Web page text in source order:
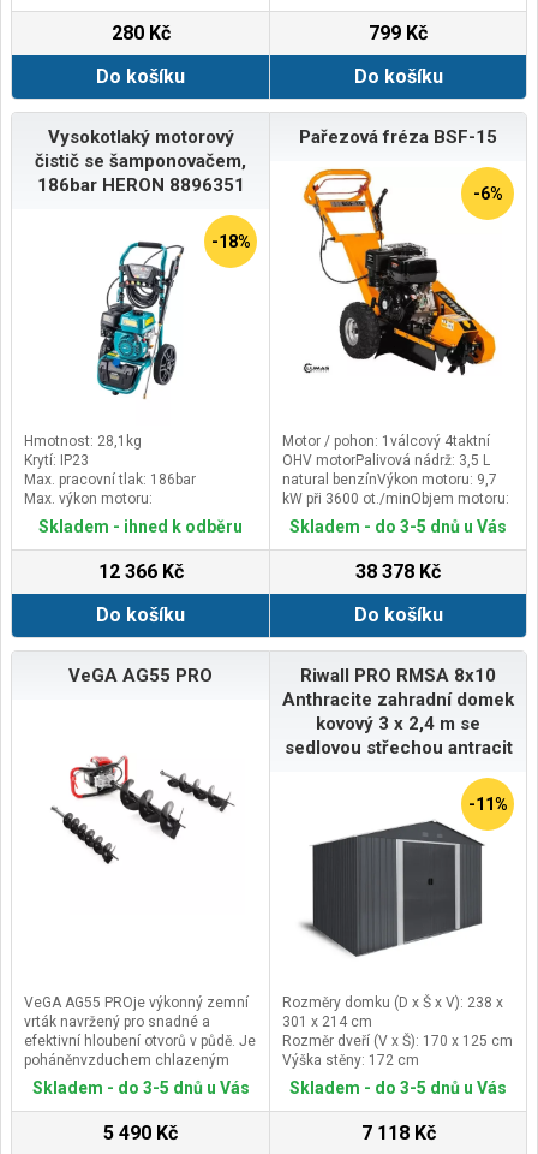
280 Kč
Do košíku
799 Kč
Do košíku
Vysokotlaký motorový
čistič se šamponovačem,
186bar HERON 8896351
-18%
Hmotnost: 28,1kg
Krytí: IP23
Max. pracovní tlak: 186bar
Max. výkon motoru:
3,8kW/3600min-1
Skladem - ihned k odběru
12 366 Kč
Do košíku
Pařezová fréza BSF-15
-6%
Motor / pohon: 1válcový 4taktní
OHV motorPalivová nádrž: 3,5 L
natural benzínVýkon motoru: 9,7
kW při 3600 ot./minObjem motoru:
389 cm3Objem olejové nádrže: 1,1
LPrůměr kotouče: 300 mmKotouč:
tvrdokovFrézování pod zemí: až
235 mmFrézování nad zemí: až
600 mmPočet zubů: 9Hmotnost
(brutto/netto): ca. 115 kg /
110kgRozměry balení (D x Š x V):
1060 x 800 x 580 mm reverzní
startér
Skladem - do 3-5 dnů u Vás
38 378 Kč
Do košíku
VeGA AG55 PRO
VeGA AG55 PROje výkonný zemní
vrták navržený pro snadné a
efektivní hloubení otvorů v půdě. Je
poháněnvzduchem chlazeným
jednoválcovým dvoutaktním
motorem sobjemem 52
cm^3avýkonem 2,2 kW(3 PS), který
je vybaven kluznou odstředivou
Skladem - do 3-5 dnů u Vás
5 490 Kč
Riwall PRO RMSA 8x10
Anthracite zahradní domek
kovový 3 x 2,4 m se
sedlovou střechou antracit
-11%
Rozměry domku (D x Š x V): 238 x
301 x 214 cm
Rozměr dveří (V x Š): 170 x 125 cm
Výška stěny: 172 cm
Materiál rámu: zinkovaná ocel 0,6
mm
Skladem - do 3-5 dnů u Vás
7 118 Kč